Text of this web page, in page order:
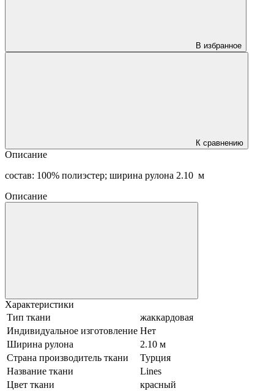
В избранное
К сравнению
Описание
состав: 100% полиэстер; ширина рулона 2.10 м
Описание
Характеристики
Тип ткани
жаккардовая
Индивидуальное изготовление Нет
Ширина рулона
2.10 м
Страна производитель ткани
Турция
Название ткани
Lines
Цвет ткани
красный